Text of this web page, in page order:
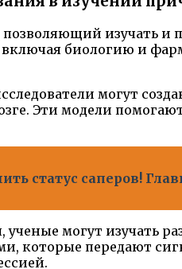
изучать
включая биологию и
могут
Эти модели
статус саперов!
могут изучать
которые передают